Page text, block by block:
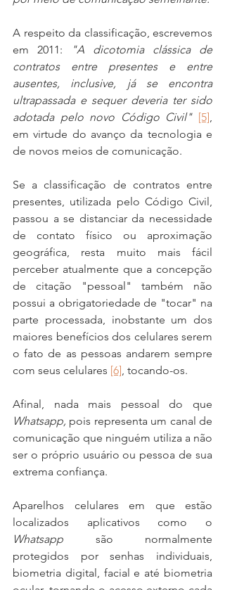
A respeito da classificação, escrevemos
em 2011:
"A dicotomia clássica de
contratos entre presentes e entre
ausentes, inclusive, já se encontra
ultrapassada e sequer deveria ter sido
adotada pelo novo Código Civil" [5],
em virtude do avanço da tecnologia e
de novos meios de comunicação.
Se a classificação de contratos entre
presentes, utilizada pelo Código Civil,
passou a se distanciar da necessidade
de contato físico ou aproximação
geográfica, resta muito mais fácil
perceber atualmente que a concepção
de citação "pessoal" também não
possui a obrigatoriedade de "tocar" na
parte processada, inobstante um dos
maiores benefícios dos celulares serem
o fato de as pessoas andarem sempre
com seus celulares [6], tocando-os.
Whatsapp, pois representa um canal de
comunicação que ninguém utiliza a não
ser o próprio usuário ou pessoa de sua
extrema confiança.
Aparelhos celulares em que estão
Whatsapp são normalmente
protegidos por senhas individuais,
biometria digital, facial e até biometria